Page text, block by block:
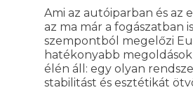
Ami az autóiparban és az
az ma már a fogászatban
szempontból megelőzi
hatékonyabb
élén áll: egy olyan
stabilitást és esztétikát